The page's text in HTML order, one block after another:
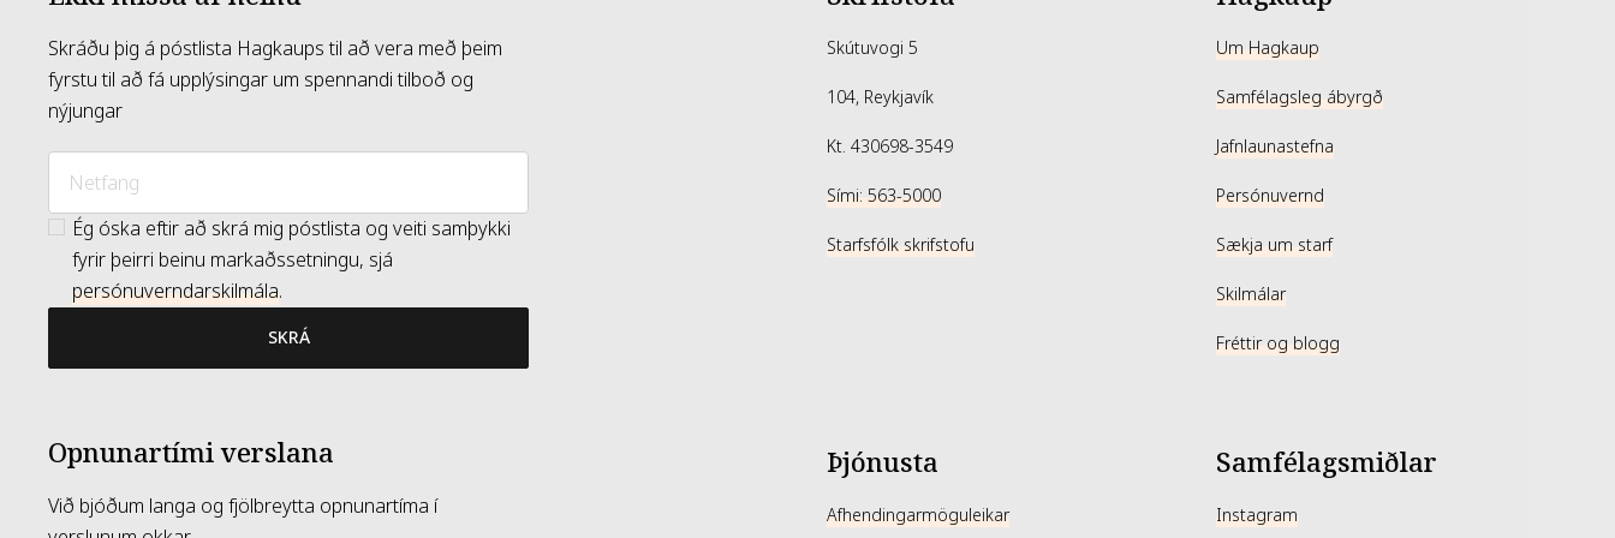
Skráðu þig á póstlista Hagkaups til að vera með þeim
fyrstu til að fá upplýsingar um spennandi tilboð og
nýjungar
Ég óska eftir að skrá mig póstlista og veiti samþykki
fyrir þeirri beinu markaðssetningu, sjá
persónuverndarskilmála.
SKRÁ
Opnunartími verslana
Við bjóðum langa og fjölbreytta opnunartíma í
Skútuvogi 5
104, Reykjavík
Kt. 430698-3549
Sími: 563-5000
Starfsfólk skrifstofu
Um Hagkaup
Samfélagsleg ábyrgð
Jafnlaunastefna
Persónuvernd
Sækja um starf
Skilmálar
Fréttir og blogg
Þjónusta
Afhendingarmöguleikar
Samfélagsmiðlar
Instagram